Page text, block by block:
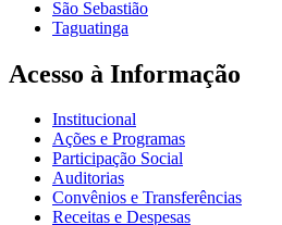
São Sebastião
Taguatinga
Acesso à Informação
Institucional
Ações e Programas
Participação Social
Auditorias
Convênios e Transferências
Receitas e Despesas